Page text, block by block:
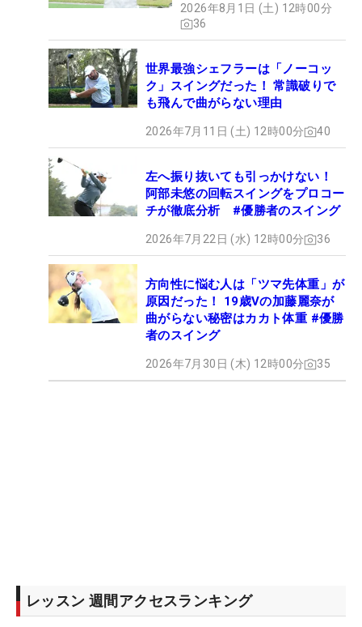
2026年8月1日 (土) 12時00分
36
世界最強シェフラーは「ノーコッ
ク」スイングだった！ 常識破りで
も飛んで曲がらない理由
2026年7月11日 (土) 12時00分 40
左へ振り抜いても引っかけない！
阿部未悠の回転スイングをプロコー
チが徹底分析 #優勝者のスイング
2026年7月22日 (水) 12時00分 36
方向性に悩む人は「ツマ先体重」が
原因だった！ 19歳Vの加藤麗奈が
曲がらない秘密はカカト体重 #優勝
者のスイング
2026年7月30日 (木) 12時00分 35
レッスン 週間アクセスランキング